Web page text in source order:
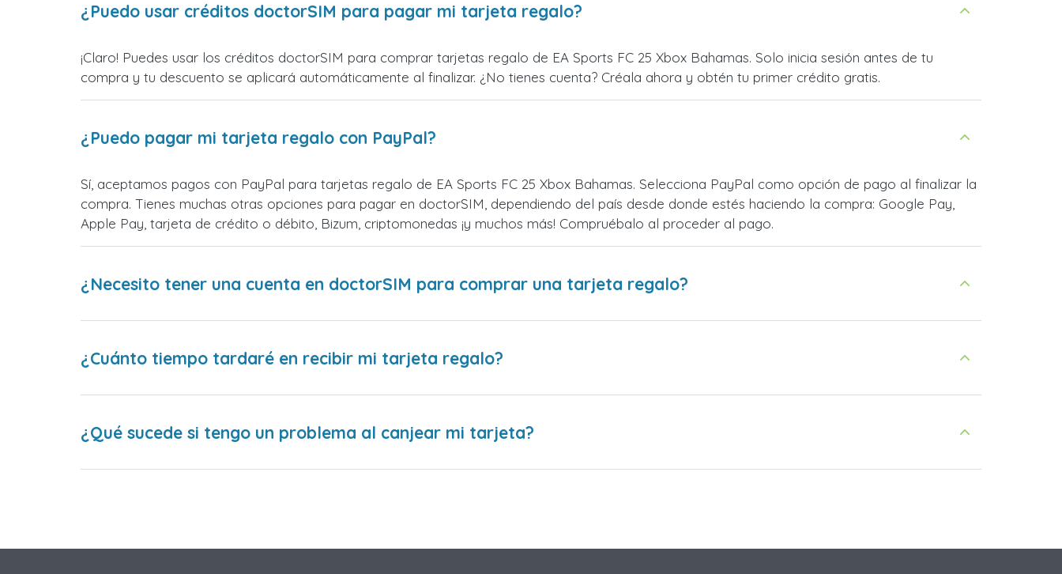
¿Puedo usar créditos doctorSIM para pagar mi tarjeta regalo?
¡Claro! Puedes usar los créditos doctorSIM para comprar tarjetas regalo de EA Sports FC 25 Xbox Bahamas. Solo inicia sesión antes de tu
compra y tu descuento se aplicará automáticamente al finalizar. ¿No tienes cuenta? Créala ahora y obtén tu primer crédito gratis.
¿Puedo pagar mi tarjeta regalo con PayPal?
Sí, aceptamos pagos con PayPal para tarjetas regalo de EA Sports FC 25 Xbox Bahamas. Selecciona PayPal como opción de pago al finalizar la
compra. Tienes muchas otras opciones para pagar en doctorSIM, dependiendo del país desde donde estés haciendo la compra: Google Pay,
Apple Pay, tarjeta de crédito o débito, Bizum, criptomonedas ¡y muchos más! Compruébalo al proceder al pago.
¿Necesito tener una cuenta en doctorSIM para comprar una tarjeta regalo?
¿Cuánto tiempo tardaré en recibir mi tarjeta regalo?
¿Qué sucede si tengo un problema al canjear mi tarjeta?